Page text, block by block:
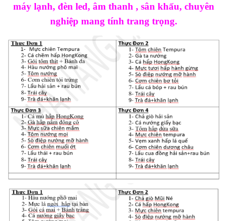
máy lạnh, đèn led, âm thanh , sân khấu, chuyên
nghiệp mang tính trang trọng.